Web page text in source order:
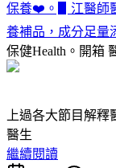
保養❤️。▋江醫師
養補品，成分足量
保健Health。開箱
上過各大節目解
醫生
繼續閱讀